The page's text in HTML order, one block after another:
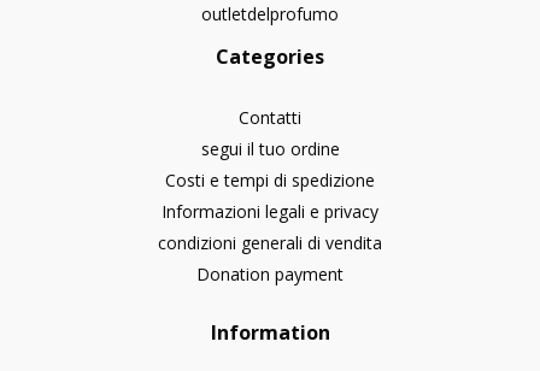
outletdelprofumo
Categories
Contatti
segui il tuo ordine
Costi e tempi di spedizione
Informazioni legali e privacy
condizioni generali di vendita
Donation payment
Information